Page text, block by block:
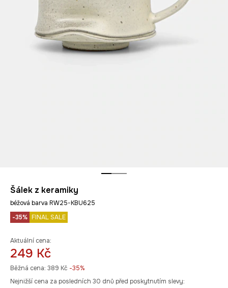
Šálek z keramiky
béžová barva RW25-KBU625
-35% FINAL SALE
Aktuální cena:
249 Kč
Běžná cena: 389 Kč -35%
Nejnižší cena za posledních 30 dnů před poskytnutím slevy: